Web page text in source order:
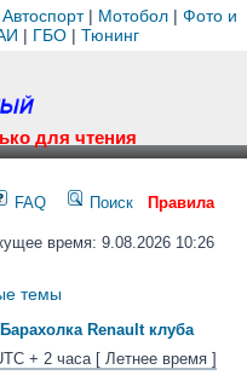
Автоспорт| Мотобол | Фото и
| ГБО| Тюнинг
для чтения
FAQ Поиск Правила
время: 9.08.2026 10:26
темы
Барахолка Renault клуба
+ 2 часа [ Летнее время ]